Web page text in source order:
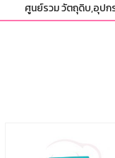
ศูนย์รวม วัตถุดิบ,อุปกร